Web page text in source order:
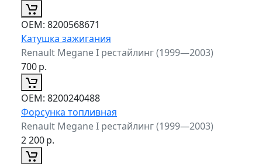
ОЕМ: 8200568671
Катушка зажигания
Renault Megane I рестайлинг (1999—2003)
700р.
ОЕМ: 8200240488
Форсунка топливная
Renault Megane I рестайлинг (1999—2003)
2 200р.